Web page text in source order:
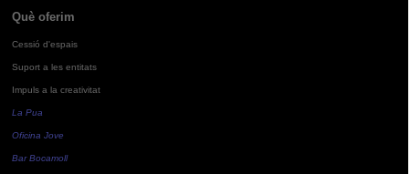
Què oferim
Cessió d'espais
Suport a les entitats
Impuls a la creativitat
La Pua
Oficina Jove
Bar Bocamoll